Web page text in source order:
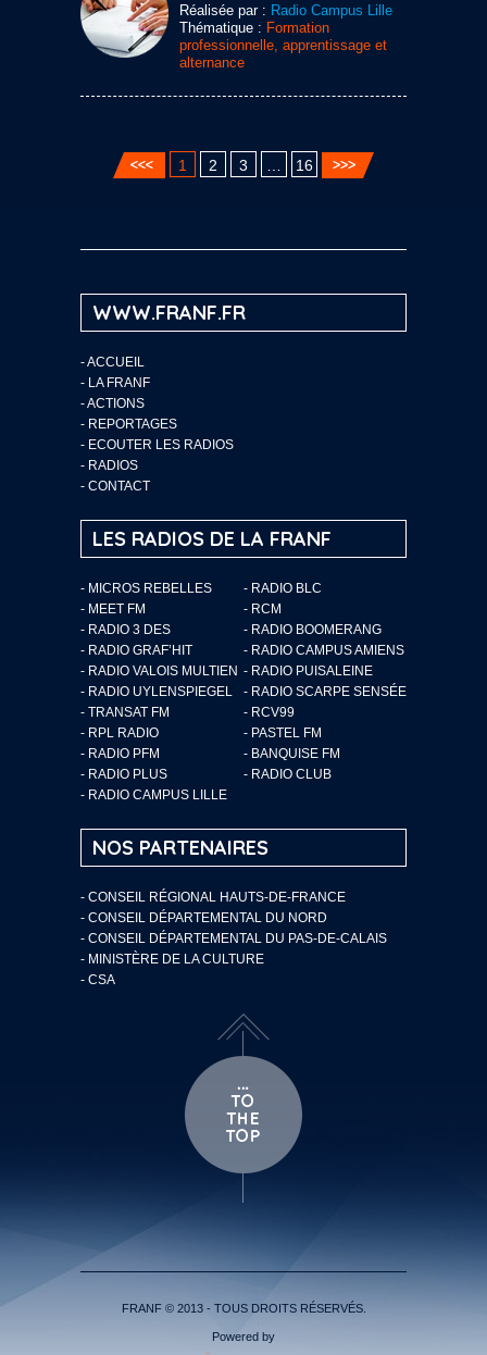
Réalisée par : Radio Campus Lille
Thématique : Formation
professionnelle, apprentissage et
alternance
1 2 3 16
WWW.FRANF.FR
-ACCUEIL
- LA FRANF
-ACTIONS
- REPORTAGES
- ECOUTER LES RADIOS
- RADIOS
- CONTACT
LES RADIOS DE LA FRANF
- MICROS REBELLES
- RADIO BLC
- MEET FM
- RCM
- RADIO 3 DES
- RADIO BOOMERANG
- RADIO GRAF’HIT
- RADIO CAMPUS AMIENS
- RADIO VALOIS MULTIEN - RADIO PUISALEINE
- RADIO UYLENSPIEGEL
- RADIO SCARPE SENSÉE
- TRANSAT FM
- RCV99
- RPL RADIO
- PASTEL FM
- RADIO PFM
- BANQUISE FM
- RADIO PLUS
- RADIO CLUB
- RADIO CAMPUS LILLE
NOS PARTENAIRES
- CONSEIL RÉGIONAL HAUTS-DE-FRANCE
- CONSEIL DÉPARTEMENTAL DU NORD
- CONSEIL DÉPARTEMENTAL DU PAS-DE-CALAIS
- MINISTÈRE DE LA CULTURE
- CSA
FRANF © 2013 - TOUS DROITS RÉSERVÉS.
Powered by